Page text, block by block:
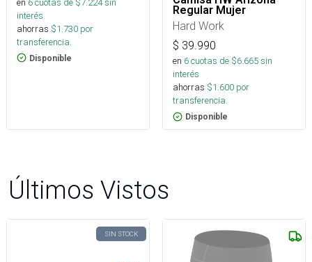
interés
ahorras $1.730 por
transferencia.
Disponible
Regular Mujer
Hard Work
$ 39.990
en 6cuotas de $6.665sin
interés
ahorras $1.600 por
transferencia.
Disponible
Últimos Vistos
SIN STOCK